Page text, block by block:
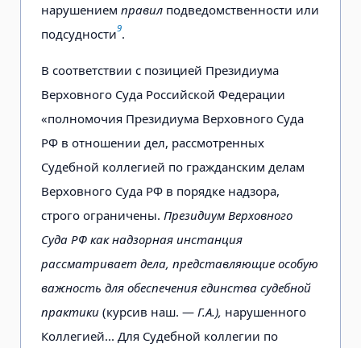
нарушением правил подведомственности или
подсудности9.
В соответствии с позицией Президиума
Верховного Суда Российской Федерации
«полномочия Президиума Верховного Суда
РФ в отношении дел, рассмотренных
Судебной коллегией по гражданским делам
Верховного Суда РФ в порядке надзора,
строго ограничены. Президиум Верховного
Суда РФ как надзорная инстанция
рассматривает дела, представляющие особую
важность для обеспечения единства судебной
практики (курсив наш. — Г.А.), нарушенного
Коллегией... Для Судебной коллегии по